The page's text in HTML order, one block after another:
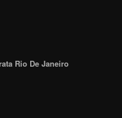
Rio De Janeiro